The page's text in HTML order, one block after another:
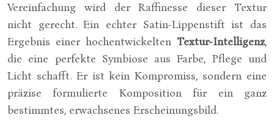
Vereinfachung wird der Raffinesse dieser Textur
nicht gerecht. Ein echter Satin-Lippenstift ist das
Ergebnis einer hochentwickelten Textur-Intelligenz,
die eine perfekte Symbiose aus Farbe, Pflege und
Licht schafft. Er ist kein Kompromiss, sondern eine
präzise formulierte Komposition für ein ganz
bestimmtes, erwachsenes Erscheinungsbild.